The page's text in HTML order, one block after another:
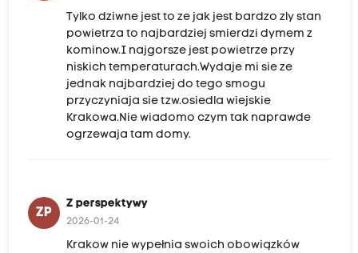
Tylko dziwne jest to ze jak jest bardzo zly stan
powietrza to najbardziej smierdzi dymem z
kominow.I najgorsze jest powietrze przy
niskich temperaturach.Wydaje mi sie ze
jednak najbardziej do tego smogu
przyczyniaja sie tzw.osiedla wiejskie
Krakowa.Nie wiadomo czym tak naprawde
ogrzewaja tam domy.
ZP
Z perspektywy
2026-01-24
Krakow nie wypełnia swoich obowiązków